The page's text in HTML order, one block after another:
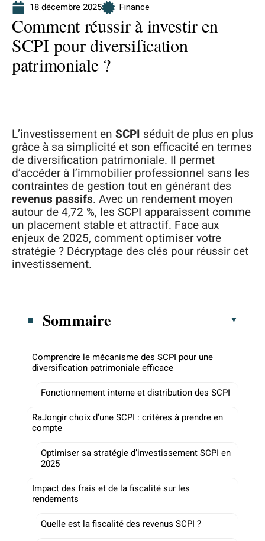
18 décembre 2025 Finance
Comment réussir à investir en
SCPI pour diversification
patrimoniale ?
L’investissement en SCPI séduit de plus en plus
grâce à sa simplicité et son efficacité en termes
de diversification patrimoniale. Il permet
d’accéder à l’immobilier professionnel sans les
contraintes de gestion tout en générant des
revenus passifs. Avec un rendement moyen
autour de 4,72 %, les SCPI apparaissent comme
un placement stable et attractif. Face aux
enjeux de 2025, comment optimiser votre
stratégie ? Décryptage des clés pour réussir cet
investissement.
Sommaire
Comprendre le mécanisme des SCPI pour une
diversification patrimoniale efficace
Fonctionnement interne et distribution des SCPI
RaJongir choix d’une SCPI : critères à prendre en
compte
Optimiser sa stratégie d’investissement SCPI en
2025
Impact des frais et de la fiscalité sur les
rendements
Quelle est la fiscalité des revenus SCPI ?